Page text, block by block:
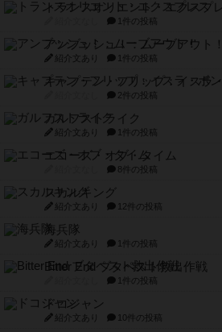
トランスオリエント・エクスプ
1件の投稿
アンブッシュ！：ムーブアウト！
紹介文あり 1件の投稿
キャプテン・フリップ：イスラ
2件の投稿
ガルフストライク
紹介文あり 1件の投稿
エコーズ・オブ・タイム
8件の投稿
スカルキング
紹介文あり 12件の投稿
海兵隊
紹介文あり 1件の投稿
Bitter End ブタペスト救出作戦
1件の投稿
ドコジャン
紹介文あり 10件の投稿